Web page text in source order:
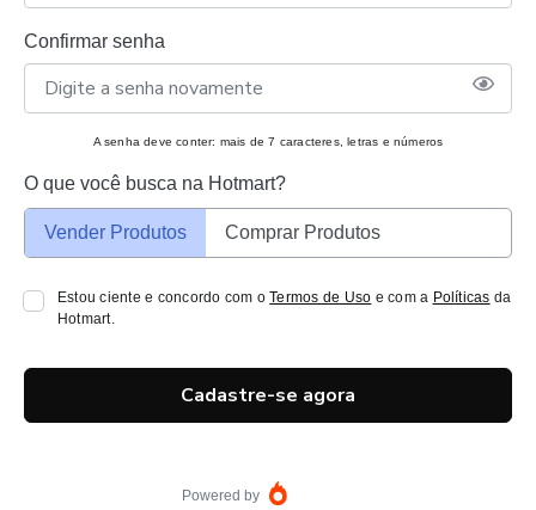
Confirmar senha
A senha deve conter: mais de 7 caracteres, letras e números
O que você busca na Hotmart?
Vender Produtos Comprar Produtos
Estou ciente e concordo com oTermos de Uso e com a Políticas da
Hotmart.
Cadastre-se agora
Powered by